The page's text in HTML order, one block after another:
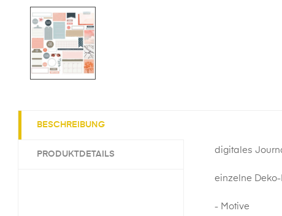
BESCHREIBUNG
PRODUKTDETAILS digitales
einzelne
- Motive